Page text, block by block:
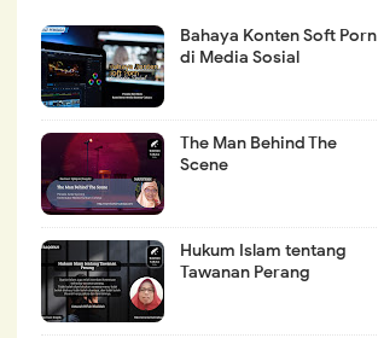
Bahaya Konten Soft Porn
di Media Sosial
The Man Behind The
Scene
Hukum Islam tentang
Tawanan Perang